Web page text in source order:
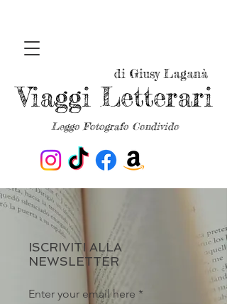
Leggo Fotografo Condivido
Viaggi Letterari
di Giusy Laganà
ISCRIVITI ALLA
NEWSLETTER
Enter your email here